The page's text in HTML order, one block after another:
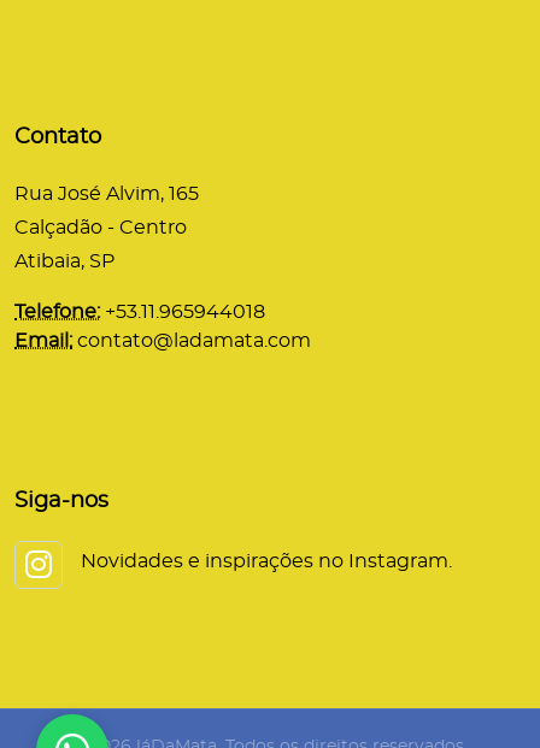
Contato
Rua José Alvim, 165
Calçadão - Centro
Atibaia, SP
Telefone: +53.11.965944018
Email: contato@ladamata.com
Siga-nos
Novidades e inspirações no Instagram.